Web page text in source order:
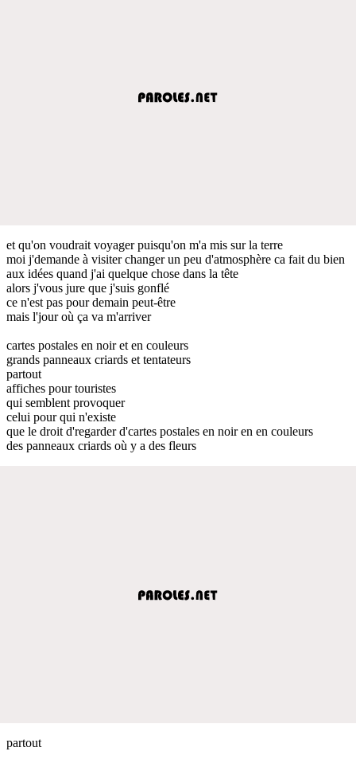
et qu'on voudrait voyager puisqu'on m'a mis sur la terre
moi j'demande à visiter changer un peu d'atmosphère ca fait du bien
aux idées quand j'ai quelque chose dans la tête
alors j'vous jure que j'suis gonflé
ce n'est pas pour demain peut-être
mais l'jour où ça va m'arriver
cartes postales en noir et en couleurs
grands panneaux criards et tentateurs
partout
affiches pour touristes
qui semblent provoquer
celui pour qui n'existe
que le droit d'regarder d'cartes postales en noir en en couleurs
des panneaux criards où y a des fleurs
partout